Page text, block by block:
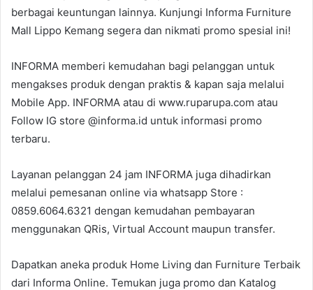
berbagai keuntungan lainnya. Kunjungi Informa Furniture
Mall Lippo Kemang segera dan nikmati promo spesial ini!
INFORMA memberi kemudahan bagi pelanggan untuk
mengakses produk dengan praktis & kapan saja melalui
Mobile App. INFORMA atau di www.ruparupa.com atau
Follow IG store @informa.id untuk informasi promo
terbaru.
Layanan pelanggan 24 jam INFORMA juga dihadirkan
melalui pemesanan online via whatsapp Store :
0859.6064.6321 dengan kemudahan pembayaran
menggunakan QRis, Virtual Account maupun transfer.
Dapatkan aneka produk Home Living dan Furniture Terbaik
dari Informa Online. Temukan juga promo dan Katalog